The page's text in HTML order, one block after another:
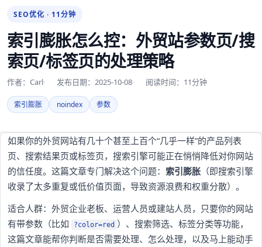
SEO优化 · 11分钟
索引膨胀怎么控：外贸站参数页/搜
索页/标签页的处理策略
作者：Carl 发布日期：2025-10-08 阅读时间：11分钟
索引膨胀 noindex 参数
如果你的外贸网站有几十个甚至上百个“几乎一样”的产品列表
页、搜索结果页或标签页，搜索引擎可能正在悄悄降低对你网站
的信任度。这篇文章专门解决这个问题： 索引膨胀 （即搜索引擎
收录了太多重复或低价值页面，导致资源浪费和权重分散）。
适合人群：外贸企业老板、运营人员或建站人员，只要你的网站
有带参数（比如
?color=red ）、搜索筛选、标签分类等功能，
这篇文章能帮你判断是否需要处理、怎么处理，以及马上能动手